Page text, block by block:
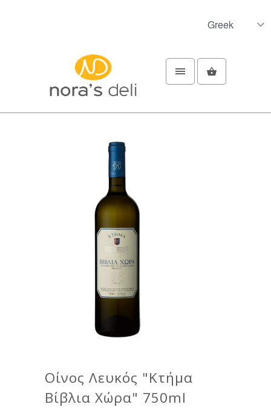
Οίνος Λευκός "Κτήμα
Βίβλια Χώρα" 750ml